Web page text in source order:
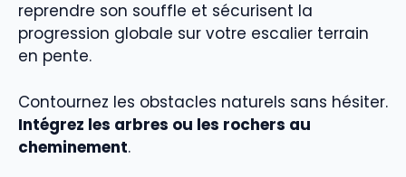
reprendre son souffle et sécurisent la
progression globale sur votre escalier terrain
en pente.
Contournez les obstacles naturels sans hésiter.
Intégrez les arbres ou les rochers au
cheminement.